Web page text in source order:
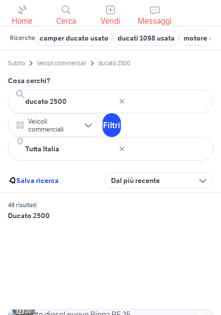
Home Cerca Vendi Messaggi
Ricerche camper ducato usato ducati 1098 usata motore
Subito Veicoli commerciali ducato 2500
Cosa cerchi?
Veicoli
commerciali
Filtri
Salva ricerca Dal più recente
49 risultati
Ducato 2500
10